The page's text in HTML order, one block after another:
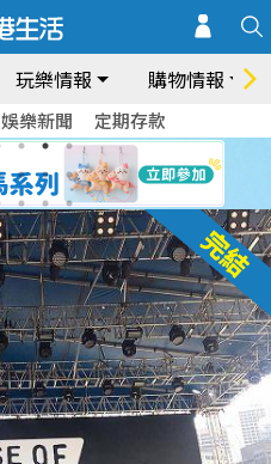
玩樂情報 購物情報
娛樂新聞 定期存款